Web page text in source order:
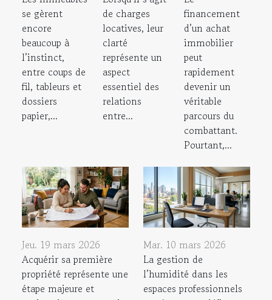
se gèrent
encore
beaucoup à
l’instinct,
entre coups de
fil, tableurs et
dossiers
papier,...
de charges
locatives, leur
clarté
représente un
aspect
essentiel des
relations
entre...
financement
d’un achat
immobilier
peut
rapidement
devenir un
véritable
parcours du
combattant.
Pourtant,...
Jeu. 19 mars 2026
Acquérir sa première
propriété représente une
étape majeure et
Mar. 10 mars 2026
La gestion de
l’humidité dans les
espaces professionnels